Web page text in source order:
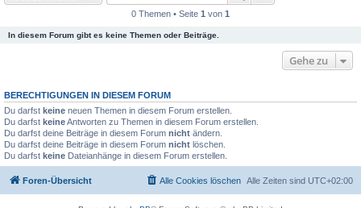
0 Themen • Seite 1 von 1
In diesem Forum gibt es keine Themen oder Beiträge.
Gehe zu
BERECHTIGUNGEN IN DIESEM FORUM
Du darfst keine neuen Themen in diesem Forum erstellen.
Du darfst keineAntworten zu Themen in diesem Forum erstellen.
Du darfst deine Beiträge in diesem Forum nicht ändern.
Du darfst deine Beiträge in diesem Forum nicht löschen.
Du darfst keine Dateianhänge in diesem Forum erstellen.
Foren-Übersicht Alle Zeiten sind UTC+02:00
Alle Cookies löschen